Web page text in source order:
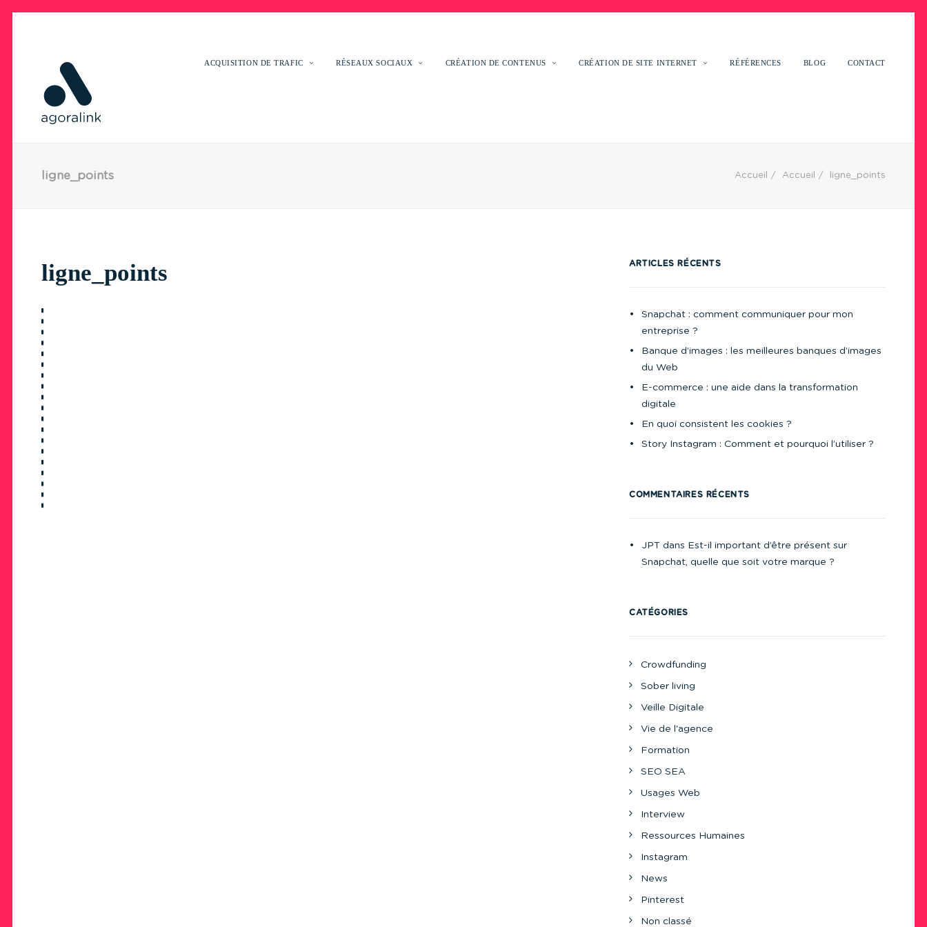
ACQUISITION DE TRAFIC RÉSEAUX SOCIAUX CRÉATION DE CONTENUS CRÉATION DE SITE INTERNET RÉFÉRENCES BLOG CONTACT
ligne_points Accueil Accueil ligne_points
ligne_points ARTICLES RÉCENTS
Snapchat : comment communiquer pour mon
entreprise ?
Banque d’images : les meilleures banques d’images
du Web
E-commerce : une aide dans la transformation
digitale
En quoi consistent les cookies ?
Story Instagram : Comment et pourquoi l’utiliser ?
COMMENTAIRES RÉCENTS
JPT dans Est-il important d’être présent sur
Snapchat, quelle que soit votre marque ?
CATÉGORIES
Crowdfunding
Sober living
Veille Digitale
Vie de l'agence
Formation
SEO SEA
Usages Web
Interview
Ressources Humaines
Instagram
News
Pinterest
Non classé